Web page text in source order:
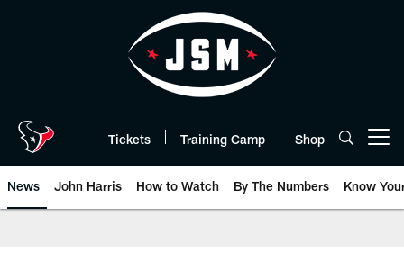
Tickets Training Camp Shop
News John Harris How to Watch By The Numbers Know